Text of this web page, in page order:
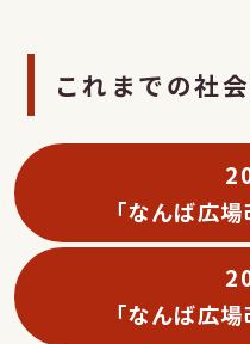
これまでの社
「なんば広
「なんば広